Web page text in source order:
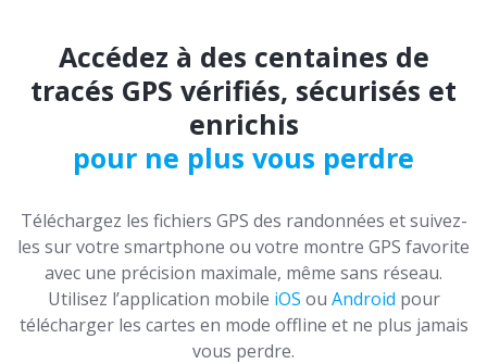
Accédez à des centaines de
tracés GPS vérifiés, sécurisés et
enrichis
pour ne plus vous perdre
Téléchargez les fichiers GPS des randonnées et suivez-
les sur votre smartphone ou votre montre GPS favorite
avec une précision maximale, même sans réseau.
Utilisez l’application mobile iOS ou Android pour
télécharger les cartes en mode offline et ne plus jamais
vous perdre.